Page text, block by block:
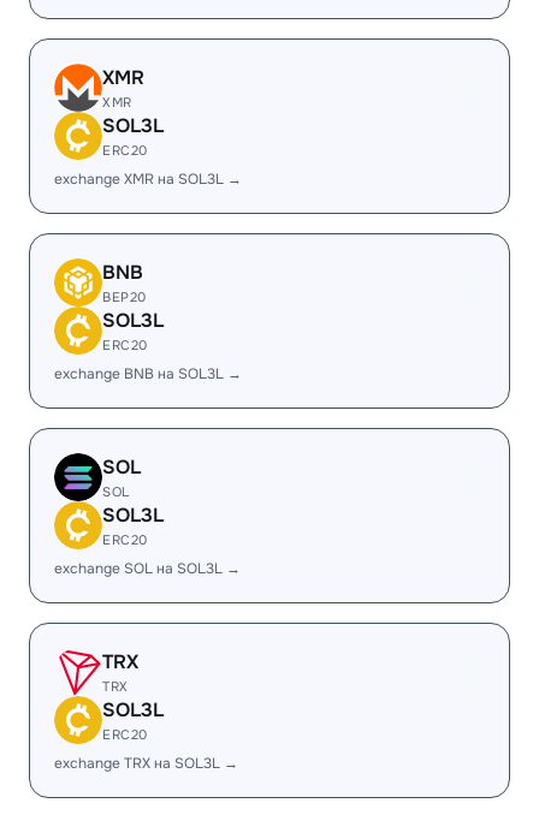
XMR
XMR
SOL3L
ERC20
exchange XMR на SOL3L →
BNB
BEP20
SOL3L
ERC20
exchange BNB на SOL3L →
SOL
SOL
SOL3L
ERC20
exchange SOL на SOL3L →
TRX
TRX
SOL3L
ERC20
exchange TRX на SOL3L →